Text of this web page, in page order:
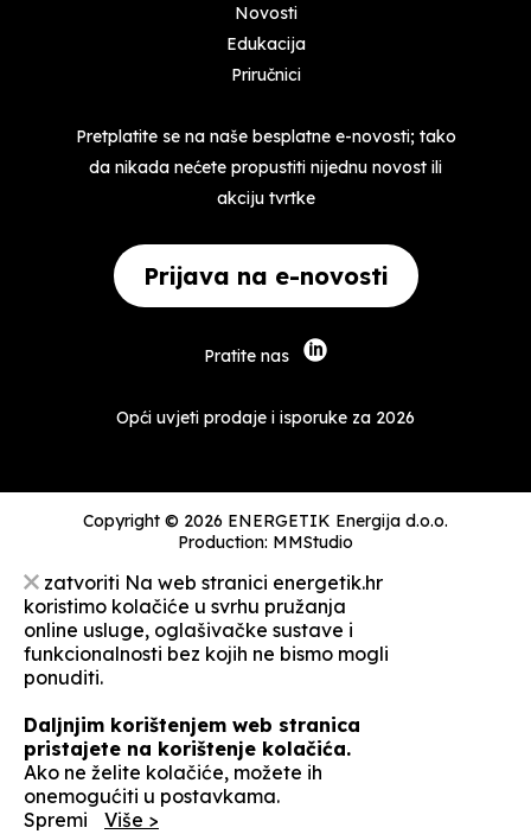
Novosti
Edukacija
Priručnici
Pretplatite se na naše besplatne e-novosti; tako
da nikada nećete propustiti nijednu novost ili
akciju tvrtke
Prijava na e-novosti
Pratite nas
Opći uvjeti prodaje i isporuke za 2026
Copyright © 2026 ENERGETIK Energija d.o.o.
Production: MMStudio
zatvoriti Na web stranici energetik.hr
koristimo kolačiće u svrhu pružanja
online usluge, oglašivačke sustave i
funkcionalnosti bez kojih ne bismo mogli
ponuditi.
Daljnjim korištenjem web stranica
pristajete na korištenje kolačića.
Ako ne želite kolačiće, možete ih
onemogućiti u postavkama.
Spremi
Više >